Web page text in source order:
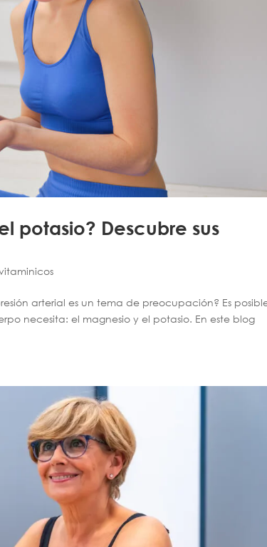
potasio? Descubre sus
arterial es un tema de preocupación? Es
necesita: el magnesio y el potasio. En este blog